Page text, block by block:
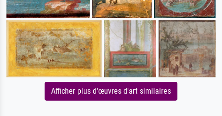
Afficher plus d'œuvres d'art similaires